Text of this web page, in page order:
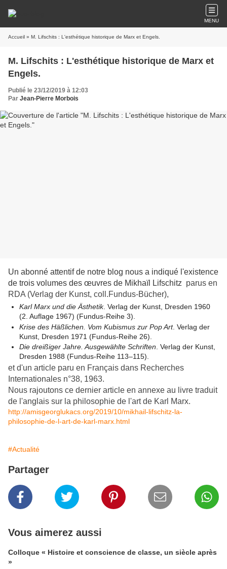
MENU
Accueil » M. Lifschits : L'esthétique historique de Marx et Engels.
M. Lifschits : L'esthétique historique de Marx et
Engels.
Publié le 23/12/2019 à 12:03
Par Jean-Pierre Morbois
Un abonné attentif de notre blog nous a indiqué l'existence
de trois volumes des œuvres de Mikhaïl Lifschitz parus en
RDA (Verlag der Kunst, coll.Fundus-Bücher),
Karl Marx und die Ästhetik. Verlag der Kunst, Dresden 1960
(2. Auflage 1967) (Fundus-Reihe 3).
Krise des Häßlichen. Vom Kubismus zur Pop Art. Verlag der
Kunst, Dresden 1971 (Fundus-Reihe 26).
Die dreißiger Jahre. Ausgewählte Schriften . Verlag der Kunst,
Dresden 1988 (Fundus-Reihe 113–115).
et d'un article paru en Français dans Recherches
Internationales n°38, 1963.
Nous rajoutons ce dernier article en annexe au livre traduit
de l'anglais sur la philosophie de l'art de Karl Marx.
http://amisgeorglukacs.org/2019/10/mikhail-lifschitz-la-
philosophie-de-l-art-de-karl-marx.html
#Actualité
Partager
Vous aimerez aussi
Colloque « Histoire et conscience de classe, un siècle après
»